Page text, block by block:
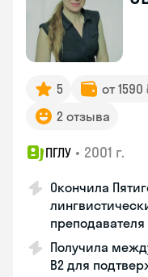
5 от
2 отзыва
ПГЛУ • 2001 г.
Окончила
Получила
B2 для